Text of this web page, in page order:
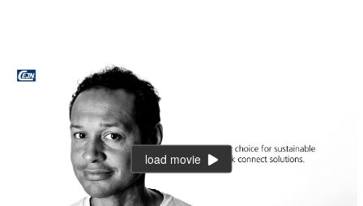
load movie